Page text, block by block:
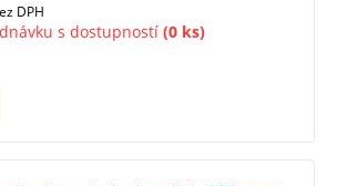
DPH
s dostupností (0 ks)